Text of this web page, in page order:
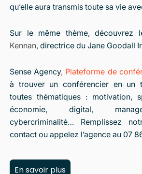
qu’elle aura transmis toute sa vie
Sur le même thème, découvrez
Kennan, directrice du Jane Goodall
Sense Agency, Plateforme de
à trouver un conférencier en un
toutes thématiques : motivation,
économie, digital,
cybercriminalité… Remplissez
contact ou appelez l’agence au 07
En savoir plus